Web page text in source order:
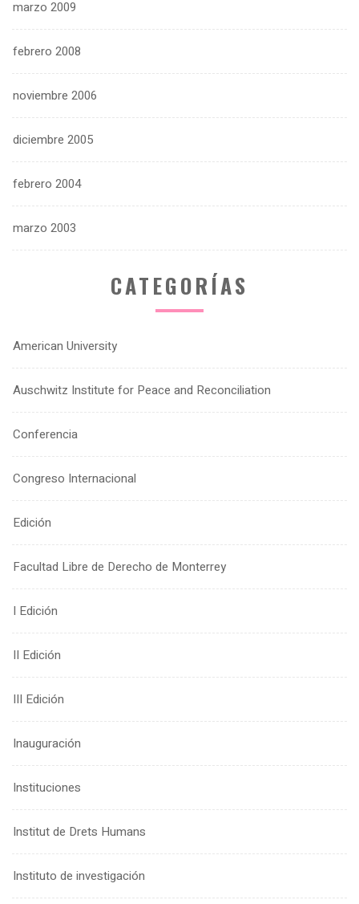
marzo 2009
febrero 2008
noviembre 2006
diciembre 2005
febrero 2004
marzo 2003
CATEGORÍAS
American University
Auschwitz Institute for Peace and Reconciliation
Conferencia
Congreso Internacional
Edición
Facultad Libre de Derecho de Monterrey
I Edición
II Edición
III Edición
Inauguración
Instituciones
Institut de Drets Humans
Instituto de investigación